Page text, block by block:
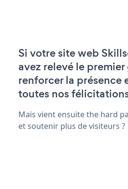
Si votre site web
avez relevé le
renforcer la présence
toutes nos
Mais vient ensuite the hard
et soutenir plus de visiteurs ?